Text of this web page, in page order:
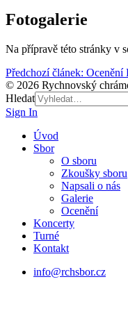
Fotogalerie
Na přípravě této stránky v
Předchozí článek: Ocenění
© 2026 Rychnovský
Hledat
Sign In
Úvod
Sbor
O sboru
Zkoušky sboru
Napsali o nás
Galerie
Ocenění
Koncerty
Turné
Kontakt
info@rchsbor.cz